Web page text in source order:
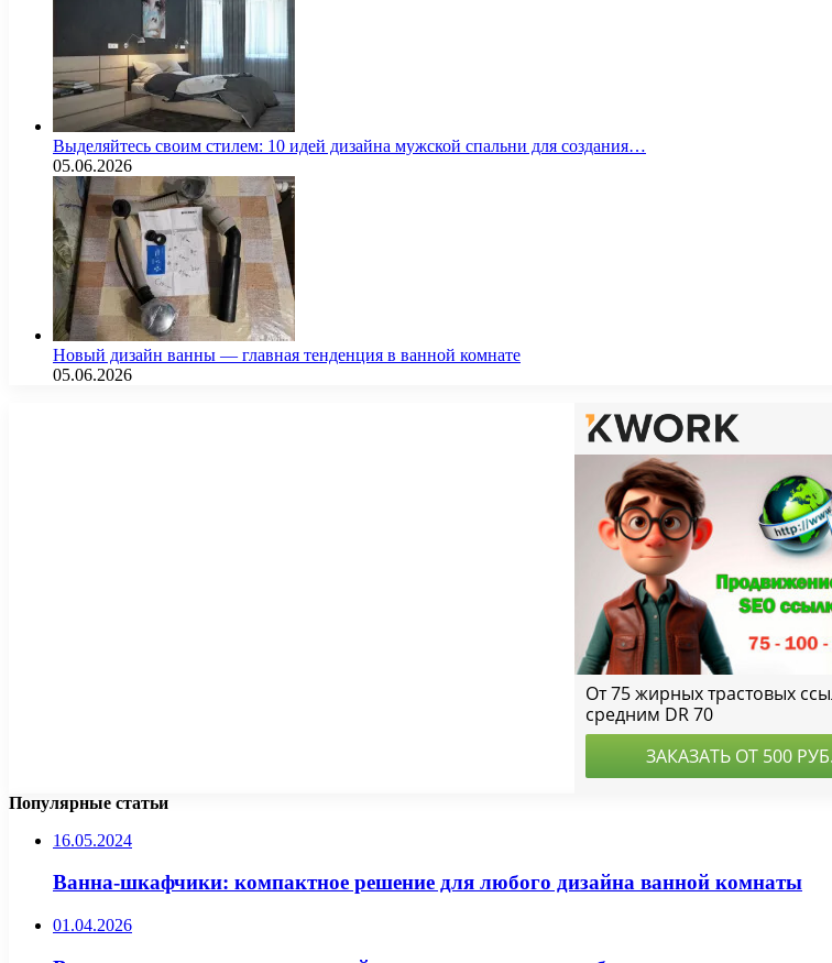
Выделяйтесь своим стилем: 10 идей дизайна мужской спальни для создания…
05.06.2026
Новый дизайн ванны — главная тенденция в ванной комнате
05.06.2026
Популярные статьи
16.05.2024
Ванна-шкафчики: компактное решение для любого дизайна ванной комнаты
01.04.2026